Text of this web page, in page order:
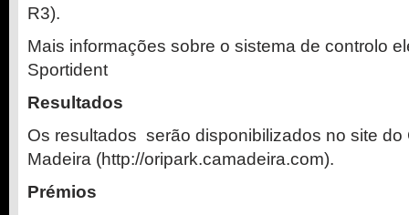
R3).
Mais informações sobre o sistema de controlo
Sportident
Resultados
Os resultados serão disponibilizados no site do
Madeira (http://oripark.camadeira.com).
Prémios